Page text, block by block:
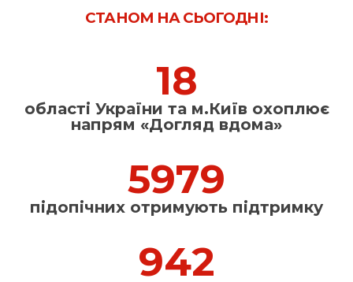
СТАНОМ НА СЬОГОДНІ:
23
області України та м.Київ охоплює
напрям «Догляд вдома»
7687
підопічних отримують підтримку
1295